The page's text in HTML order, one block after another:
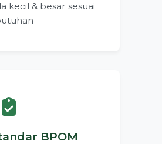
kecil & besar sesuai
BPOM